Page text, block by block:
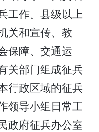
工作。县级以上
关和宣传、教
保障、交通运
关部门组成征兵
行政区域的征兵
领导小组日常工
政府征兵办公室